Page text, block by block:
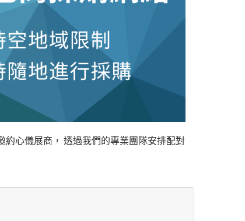
心儀展商， 透過我們的專業團隊安排配對